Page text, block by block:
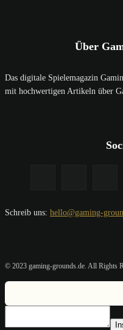
Über
Das digitale Spielemagazin
mit hochwertigen Artikeln über
Schreib uns: hello@gaming-
© 2023 gaming-grounds.de. All Rights